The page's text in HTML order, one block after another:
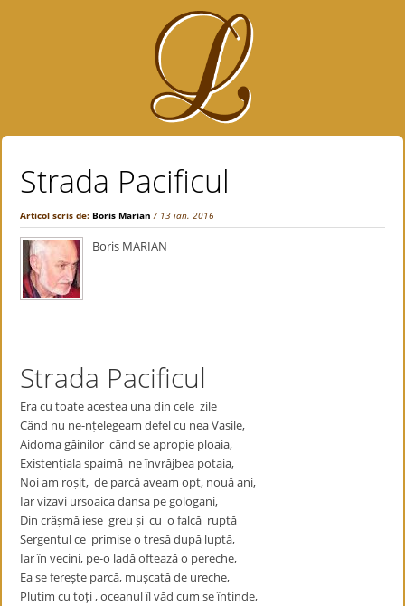
Strada Pacificul
Articol scris de:Boris Marian / 13 ian. 2016
Boris MARIAN
Strada Pacificul
Era cu toate acestea una din cele zile
Când nu ne-nțelegeam defel cu nea Vasile,
Aidoma găinilor când se apropie ploaia,
Existențiala spaimă ne învrăjbea potaia,
Noi am roșit, de parcă aveam opt, nouă ani,
Iar vizavi ursoaica dansa pe gologani,
Din crâșmă iese greu și cu o falcă ruptă
Sergentul ce primise o tresă după luptă,
Iar în vecini, pe-o ladă oftează o pereche,
Ea se ferește parcă, mușcată de ureche,
Plutim cu toți , oceanul îl văd cum se întinde,